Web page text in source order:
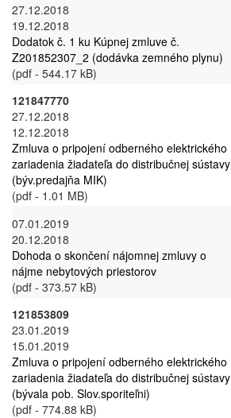
27.12.2018
19.12.2018
Dodatok č. 1 ku Kúpnej zmluve č.
Z201852307_2 (dodávka zemného plynu)
(pdf - 544.17 kB)
121847770
27.12.2018
12.12.2018
Zmluva o pripojení odberného elektrického
zariadenia žiadateľa do distribučnej sústavy
(býv.predajňa MIK)
(pdf - 1.01 MB)
07.01.2019
20.12.2018
Dohoda o skončení nájomnej zmluvy o
nájme nebytových priestorov
(pdf - 373.57 kB)
121853809
23.01.2019
15.01.2019
Zmluva o pripojení odberného elektrického
zariadenia žiadateľa do distribučnej sústavy
(bývala pob. Slov.sporiteľni)
(pdf - 774.88 kB)